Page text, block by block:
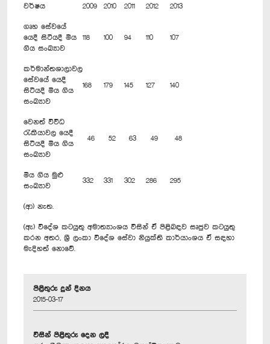
වර්ෂය 2009 2010 2011 2012 2013
ගෘහ සේවයේ
යෙදී සිටියදී මිය
ගිය සංඛ්‍යාව
118 100 94 110 107
කර්මාන්තශාලාවල
සේවයේ යෙදී
සිටියදී මිය ගිය
සංඛ්‍යාව
168 179 145 127 140
වෙනත් විවිධ
රැකියාවල යෙදී
සිටියදී මිය ගිය
සංඛ්‍යාව
46 52 63 49 48
මිය ගිය මුළු
සංඛ්‍යාව
332 331 302 286 295
(ආ) නැත.
(ඇ) විදේශ කටයුතු අමාත්‍යාංශය විසින් ඒ පිළිබඳව සෘජුව කටයුතු
කරන අතර, ශ්‍රී ලංකා විදේශ සේවා නියුක්ති කාර්යාංශය ඒ සඳහා
මැදිහත් නොවේ.
පිළිතුරු දුන් දිනය
2015-03-17
විසින් පිළිතුරු දෙන ලදී